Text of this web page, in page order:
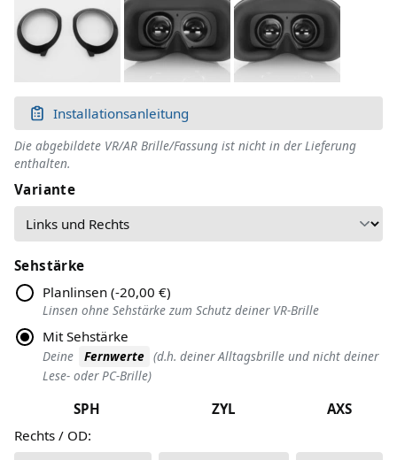
Installationsanleitung
Die abgebildete VR/AR Brille/Fassung ist nicht in der Lieferung
enthalten.
Variante
Sehstärke
Planlinsen (-20,00 €)
Linsen ohne Sehstärke zum Schutz deiner VR-Brille
Mit Sehstärke
Deine Fernwerte (d.h. deiner Alltagsbrille und nicht deiner
Lese- oder PC-Brille)
SPH ZYL
AXS
Rechts / OD: